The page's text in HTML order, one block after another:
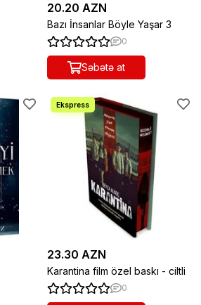
20.20 AZN
Bazı İnsanlar Böyle Yaşar 3
0
Səbətə at
23.30 AZN
Karantina film özel baskı - ciltli
0